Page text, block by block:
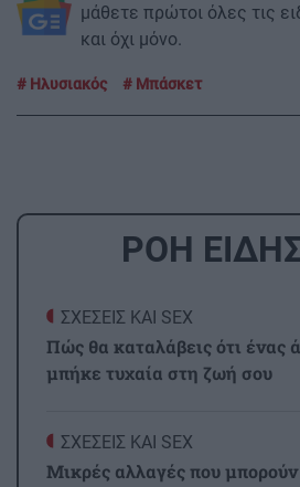
μάθετε πρώτοι όλες τις
και όχι μόνο.
Ηλυσιακός Μπάσκετ
ΡΟΗ
ΣΧΕΣΕΙΣ ΚΑΙ SEX
Πώς θα καταλάβεις ότι ένας
μπήκε τυχαία στη ζωή σου
ΣΧΕΣΕΙΣ ΚΑΙ SEX
Μικρές αλλαγές που